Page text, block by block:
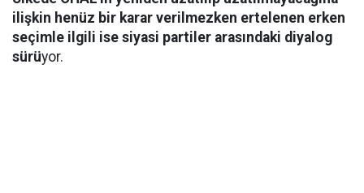
ilişkin henüz bir karar verilmezken ertelenen erken
seçimle ilgili ise siyasi partiler arasındaki diyalog
sürüyor.